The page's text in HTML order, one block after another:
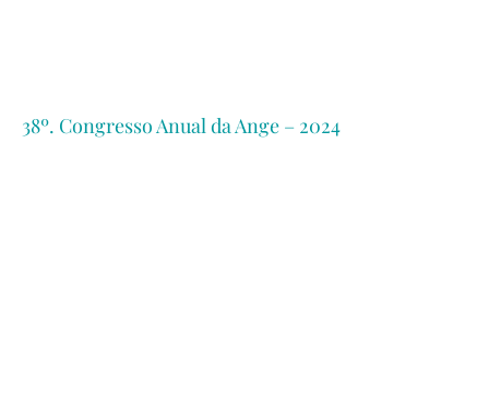
38º. Congresso Anual da Ange – 2024